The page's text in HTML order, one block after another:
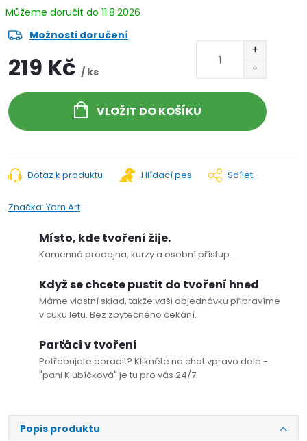
11.8.2026
Možnosti doručení
219 Kč / ks
VLOŽIT DO KOŠÍKU
Dotaz k produktu Hlídací pes Sdílet
Značka: Yarn Art
Místo, kde tvoření žije.
Kamenná prodejna, kurzy a osobní přístup.
Když se chcete pustit do tvoření hned
Máme vlastní sklad, takže vaši objednávku připravíme
v cuku letu. Bez zbytečného čekání.
Parťáci v tvoření
Potřebujete poradit? Klikněte na chat vpravo dole -
"pani Klubíčková" je tu pro vás 24/7.
Popis produktu